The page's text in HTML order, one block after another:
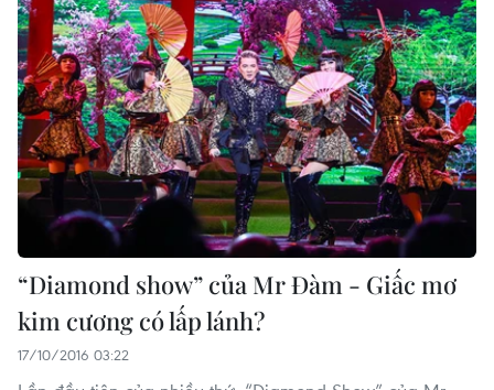
“Diamond show” của Mr Đàm - Giấc mơ
kim cương có lấp lánh?
17/10/2016 03:22